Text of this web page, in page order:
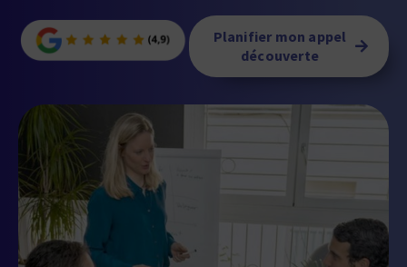
Planifier mon appel
découverte